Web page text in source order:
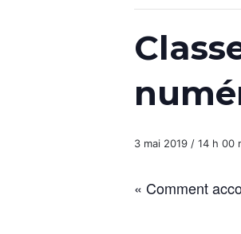
3 mai 2019 / 14 h 00
« Comment